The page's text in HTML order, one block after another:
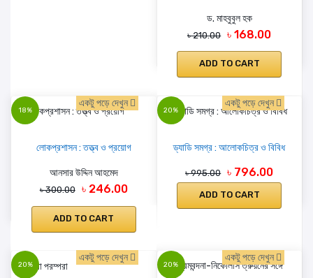
ড. মাহবুবুল হক
৳ 210.00 ৳ 168.00
ADD TO CART
18%
একটু পড়ে দেখুন
লোকপ্রশাসন : তত্ত্ব ও প্রয়োগ
আনসার উদ্দিন আহমেদ
৳ 300.00 ৳ 246.00
ADD TO CART
20%
একটু পড়ে দেখুন
ড্যাডি সমগ্র : আলোকচিত্র ও বিবিধ
৳ 995.00 ৳ 796.00
ADD TO CART
20%
একটু পড়ে দেখুন
20%
একটু পড়ে দেখুন